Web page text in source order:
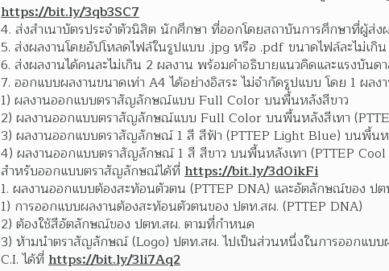
https://bit.ly/3qb3SC7
ส่งสำเนาบัตรประจำตัวนิสิต นักศึกษา ที่ออกโดยสถาบันการศึกษาที่ผู้ส่ง
ส่งผลงานโดยอัปโหลดไฟล์ในรูปแบบ .jpg หรือ .pdf ขนาดไฟล์ละไม่เกิ
ส่งผลงานได้คนละไม่เกิน 2 ผลงาน พร้อมคำอธิบายแนวคิดและแรงบันด
ออกแบบผลงานขนาดเท่า A4 ได้อย่างอิสระ ไม่จำกัดรูปแบบ โดย 1 ผลง
1) ผลงานออกแบบตราสัญลักษณ์แบบ Full Color บนพื้นหลังสีขาว
2) ผลงานออกแบบตราสัญลักษณ์แบบ Full Color บนพื้นหลังสีเทา
3) ผลงานออกแบบตราสัญลักษณ์ 1 สี สีฟ้า (PTTEP Light Blue) บนพื้นห
4) ผลงานออกแบบตราสัญลักษณ์ 1 สี สีขาว บนพื้นหลังเทา (PTTEP
สำหรับออกแบบตราสัญลักษณ์ได้ที่ https://bit.ly/3d0ikFi
ผลงานออกแบบต้องสะท้อนตัวตน (PTTEP DNA) และอัตลักษณ์ของ ป
1) การออกแบบผลงานต้องสะท้อนตัวตนของ ปตท.สผ. (PTTEP DNA)
2) ต้องใช้สีอัตลักษณ์ของ ปตท.สผ. ตามที่กำหนด
3) ห้ามนำตราสัญลักษณ์ (Logo) ปตท.สผ. ไปเป็นส่วนหนึ่งในการออกแบบ
C.I. ได้ที่ https://bit.ly/3li7Aq2